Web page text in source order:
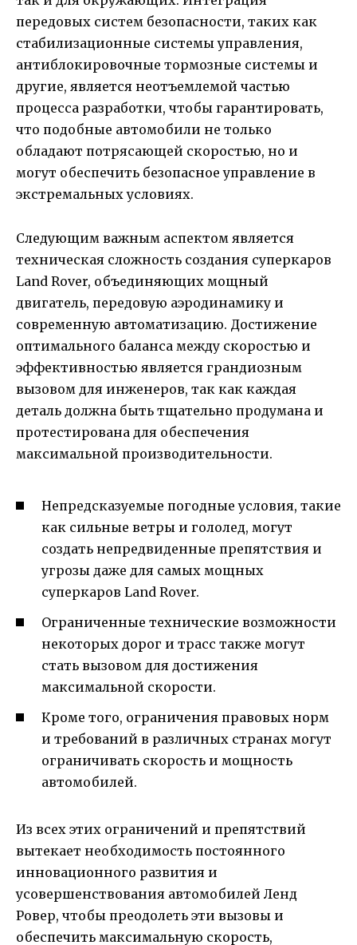
передовых систем безопасности, таких как
стабилизационные системы управления,
антиблокировочные тормозные системы и
другие, является неотъемлемой частью
процесса разработки, чтобы гарантировать,
что подобные автомобили не только
обладают потрясающей скоростью, но и
могут обеспечить безопасное управление в
экстремальных условиях.
Следующим важным аспектом является
техническая сложность создания суперкаров
Land Rover, объединяющих мощный
двигатель, передовую аэродинамику и
современную автоматизацию. Достижение
оптимального баланса между скоростью и
эффективностью является грандиозным
вызовом для инженеров, так как каждая
деталь должна быть тщательно продумана и
протестирована для обеспечения
максимальной производительности.
Непредсказуемые погодные условия, такие
как сильные ветры и гололед, могут
создать непредвиденные препятствия и
угрозы даже для самых мощных
суперкаров Land Rover.
Ограниченные технические возможности
некоторых дорог и трасс также могут
стать вызовом для достижения
максимальной скорости.
Кроме того, ограничения правовых норм
и требований в различных странах могут
ограничивать скорость и мощность
автомобилей.
Из всех этих ограничений и препятствий
вытекает необходимость постоянного
инновационного развития и
усовершенствования автомобилей Ленд
Ровер, чтобы преодолеть эти вызовы и
обеспечить максимальную скорость,